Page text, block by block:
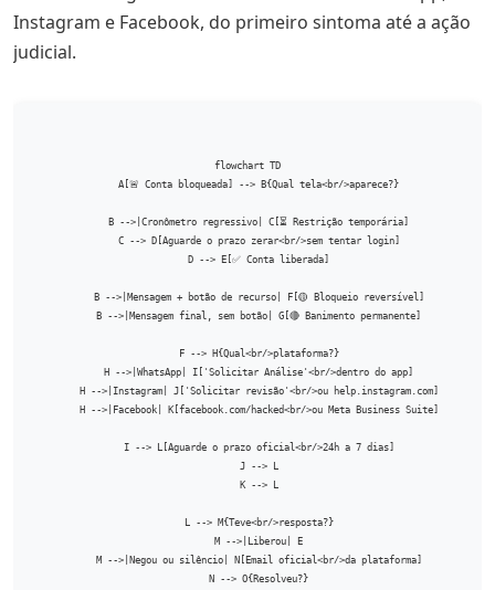
Instagram e Facebook, do primeiro sintoma até a ação
judicial.
flowchart TD
    A[🚨 Conta bloqueada] --> B{Qual tela<br/>aparece?}
    B -->|Cronômetro regressivo| C[⏳ Restrição temporária]
    C --> D[Aguarde o prazo zerar<br/>sem tentar login]
    D --> E[✅ Conta liberada]
    B -->|Mensagem + botão de recurso| F[🟡 Bloqueio reversível]
    B -->|Mensagem final, sem botão| G[🔴 Banimento permanente]
    F --> H{Qual<br/>plataforma?}
    H -->|WhatsApp| I['Solicitar Análise'<br/>dentro do app]
    H -->|Instagram| J['Solicitar revisão'<br/>ou help.instagram.com]
    H -->|Facebook| K[facebook.com/hacked<br/>ou Meta Business Suite]
    I --> L[Aguarde o prazo oficial<br/>24h a 7 dias]
    J --> L
    K --> L
    L --> M{Teve<br/>resposta?}
    M -->|Liberou| E
    M -->|Negou ou silêncio| N[Email oficial<br/>da plataforma]
    N --> O{Resolveu?}